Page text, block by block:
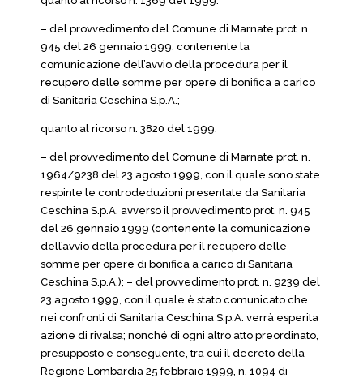
– del provvedimento del Comune di Marnate prot. n.
945 del 26 gennaio 1999, contenente la
comunicazione dell’avvio della procedura per il
recupero delle somme per opere di bonifica a carico
di Sanitaria Ceschina S.p.A.;
quanto al ricorso n. 3820 del 1999:
– del provvedimento del Comune di Marnate prot. n.
1964/9238 del 23 agosto 1999, con il quale sono state
respinte le controdeduzioni presentate da Sanitaria
Ceschina S.p.A. avverso il provvedimento prot. n. 945
del 26 gennaio 1999 (contenente la comunicazione
dell’avvio della procedura per il recupero delle
somme per opere di bonifica a carico di Sanitaria
Ceschina S.p.A.); – del provvedimento prot. n. 9239 del
23 agosto 1999, con il quale è stato comunicato che
nei confronti di Sanitaria Ceschina S.p.A. verrà esperita
azione di rivalsa; nonché di ogni altro atto preordinato,
presupposto e conseguente, tra cui il decreto della
Regione Lombardia 25 febbraio 1999, n. 1094 di